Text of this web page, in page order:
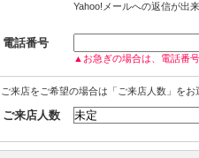
Yahoo!メールへの返信が出
電話番号
▲お急ぎの場合は、電話番
ご来店をご希望の場合は「ご来店人数」をお
ご来店人数